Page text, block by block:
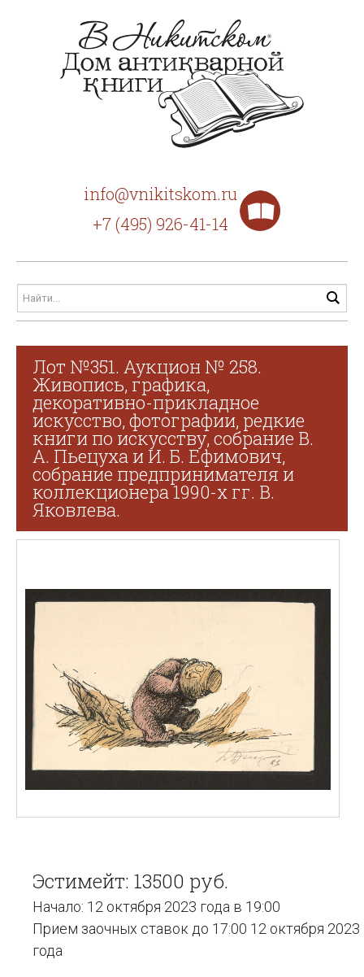
info@vnikitskom.ru
+7 (495) 926-41-14
Лот №351. Аукцион № 258.
Живопись, графика,
декоративно-прикладное
искусство, фотографии, редкие
книги по искусству, собрание В.
А. Пьецуха и И. Б. Ефимович,
собрание предпринимателя и
коллекционера 1990-х гг. В.
Яковлева.
Эстимейт: 13500 руб.
Начало: 12 октября 2023 года в 19:00
Прием заочных ставок до 17:00 12 октября 2023
года